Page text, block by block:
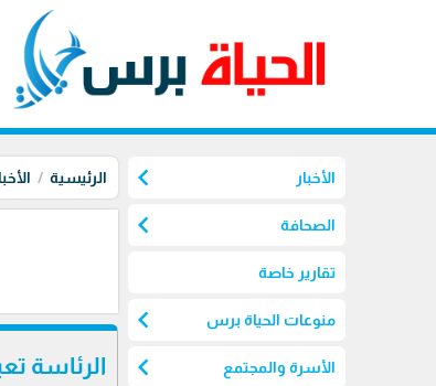
الأخبار chevron_left
الصحافة chevron_left
تقارير خاصة
منوعات الحياة برس chevron_left
الأسرة والمجتمع chevron_left
الرئيسية
الرئاسة